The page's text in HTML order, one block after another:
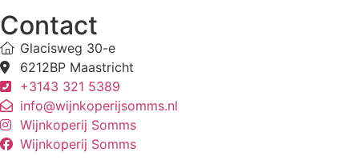
Contact
Glacisweg 30-e
6212BP Maastricht
+3143 321 5389
info@wijnkoperijsomms.nl
Wijnkoperij Somms
Wijnkoperij Somms